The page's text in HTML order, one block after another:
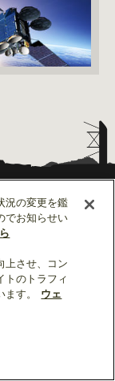
況の変更を鑑
でお知らせい
上させ、コン
トのトラフィ
す。
ウェ